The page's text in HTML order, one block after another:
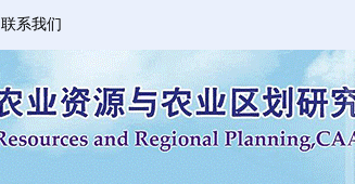
联系我们